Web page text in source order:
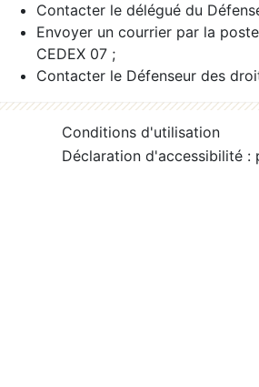
Contacter le délégué du
Envoyer un courrier par la
CEDEX 07 ;
Contacter le Défenseur des
Conditions d'utilisation
Déclaration d'accessibilité